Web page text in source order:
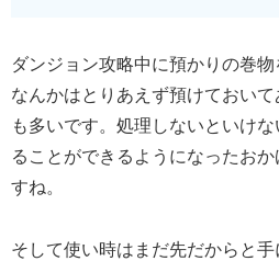
ダンジョン攻略中に預かりの巻
なんかはとりあえず預けておい
も多いです。処理しないといけ
ることができるようになったお
すね。
そして使い時はまだ先だからと